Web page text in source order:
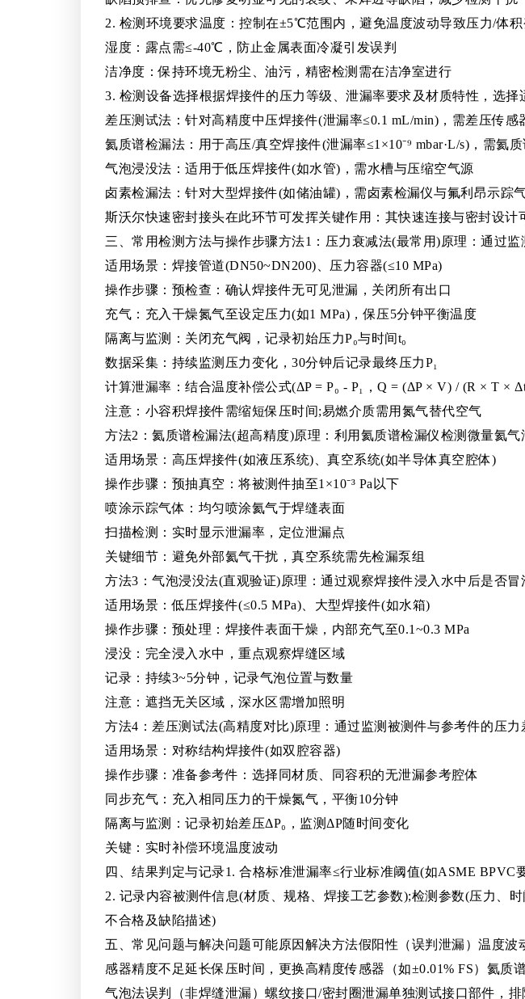
2. 检测环境要求温度：控制在±5℃范围内，避免温度波动导致压力/体
湿度：露点需≤-40℃，防止金属表面冷凝引发误判
洁净度：保持环境无粉尘、油污，精密检测需在洁净室进行
3. 检测设备选择根据焊接件的压力等级、泄漏率要求及材质特性，选
差压测试法：针对高精度中压焊接件(泄漏率≤0.1 mL/min)，需差压传感
氦质谱检漏法：用于高压/真空焊接件(泄漏率≤1×10⁻⁹ mbar·L/s)，需氦
气泡浸没法：适用于低压焊接件(如水管)，需水槽与压缩空气源
卤素检漏法：针对大型焊接件(如储油罐)，需卤素检漏仪与氟利昂示踪
斯沃尔快速密封接头在此环节可发挥关键作用：其快速连接与密封设
三、常用检测方法与操作步骤方法1：压力衰减法(最常用)原理：通过
适用场景：焊接管道(DN50~DN200)、压力容器(≤10 MPa)
操作步骤：预检查：确认焊接件无可见泄漏，关闭所有出口
充气：充入干燥氮气至设定压力(如1 MPa)，保压5分钟平衡温度
隔离与监测：关闭充气阀，记录初始压力P₀与时间t₀
数据采集：持续监测压力变化，30分钟后记录最终压力P₁
计算泄漏率：结合温度补偿公式(ΔP = P₀ - P₁，Q = (ΔP × V) / (R × T ×
注意：小容积焊接件需缩短保压时间;易燃介质需用氮气替代空气
方法2：氦质谱检漏法(超高精度)原理：利用氦质谱检漏仪检测微量氦气
适用场景：高压焊接件(如液压系统)、真空系统(如半导体真空腔体)
操作步骤：预抽真空：将被测件抽至1×10⁻³ Pa以下
喷涂示踪气体：均匀喷涂氦气于焊缝表面
扫描检测：实时显示泄漏率，定位泄漏点
关键细节：避免外部氦气干扰，真空系统需先检漏泵组
方法3：气泡浸没法(直观验证)原理：通过观察焊接件浸入水中后是否冒
适用场景：低压焊接件(≤0.5 MPa)、大型焊接件(如水箱)
操作步骤：预处理：焊接件表面干燥，内部充气至0.1~0.3 MPa
浸没：完全浸入水中，重点观察焊缝区域
记录：持续3~5分钟，记录气泡位置与数量
注意：遮挡无关区域，深水区需增加照明
方法4：差压测试法(高精度对比)原理：通过监测被测件与参考件的压力
适用场景：对称结构焊接件(如双腔容器)
操作步骤：准备参考件：选择同材质、同容积的无泄漏参考腔体
同步充气：充入相同压力的干燥氮气，平衡10分钟
隔离与监测：记录初始差压ΔP₀，监测ΔP随时间变化
关键：实时补偿环境温度波动
四、结果判定与记录1. 合格标准泄漏率≤行业标准阈值(如ASME
2. 记录内容被测件信息(材质、规格、焊接工艺参数);检测参数(压力、
不合格及缺陷描述)
五、常见问题与解决问题可能原因解决方法假阳性（误判泄漏）温度
感器精度不足延长保压时间，更换高精度传感器（如±0.01% FS）氦
气泡法误判（非焊缝泄漏）螺纹接口/密封圈泄漏单独测试接口部件，